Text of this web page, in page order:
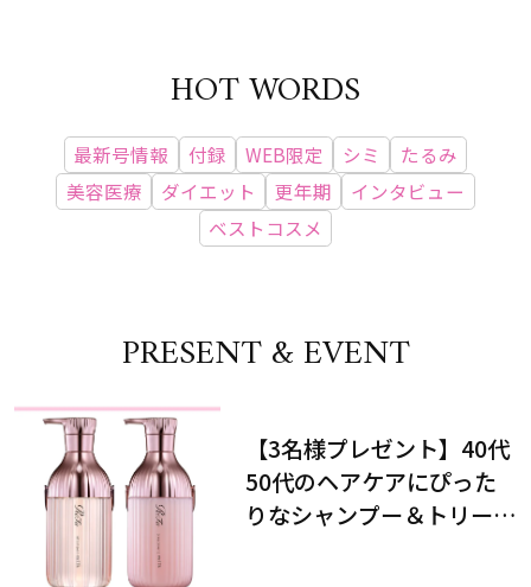
HOT WORDS
最新号情報 付録 WEB限定 シミ
たるみ
美容医療
ダイエット 更年期
インタビュー
ベストコスメ
PRESENT & EVENT
【3名様プレゼント】40代
50代のヘアケアにぴった
りなシャンプー＆トリート